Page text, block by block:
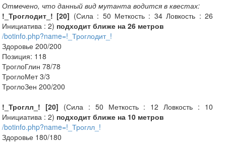
Отмечено, что данный вид мутанта водится в квестах:
!_Троглодит_! [20] (Сила : 50 Меткость : 34 Ловкость : 26
Инициатива : 2) подходит ближе на 26 метров
/botinfo.php?name=!_Троглодит_!
Здоровье 200/200
Позиция: 118
ТроглоГлин 78/78
ТроглоМет 3/3
ТроглоЗен 200/200
!_Троглл_! [20] (Сила : 50 Меткость : 12 Ловкость : 10
Инициатива : 2) подходит ближе на 10 метров
/botinfo.php?name=!_Троглл_!
Здоровье 180/180